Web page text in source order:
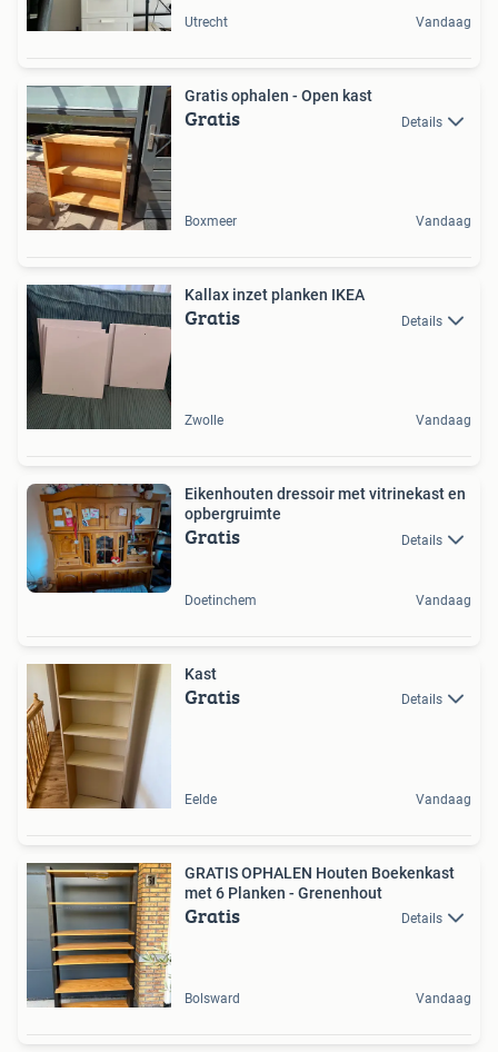
Utrecht Vandaag
Gratis ophalen - Open kast
Gratis Details
Boxmeer Vandaag
Kallax inzet planken IKEA
Gratis Details
Zwolle Vandaag
Eikenhouten dressoir met vitrinekast en
opbergruimte
Gratis Details
Doetinchem Vandaag
Kast
Gratis Details
Eelde Vandaag
GRATIS OPHALEN Houten Boekenkast
met 6 Planken - Grenenhout
Gratis Details
Bolsward Vandaag